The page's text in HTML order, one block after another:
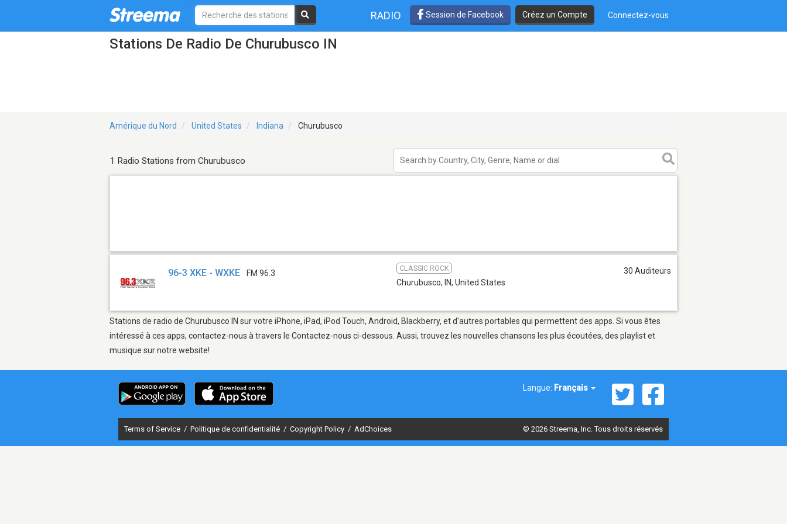
RADIO Session de Facebook Créez un Compte Connectez-vous
Stations De Radio De Churubusco IN
Amérique du Nord United States Indiana Churubusco
1 Radio Stations from Churubusco
96-3 XKE - WXKE FM 96.3
CLASSIC ROCK
Churubusco, IN, United States
30 Auditeurs
Stations de radio de Churubusco IN sur votre iPhone, iPad, iPod Touch, Android, Blackberry, et d'autres portables qui permettent des apps. Si vous êtes
intéressé à ces apps, contactez-nous à travers le Contactez-nous ci-dessous. Aussi, trouvez les nouvelles chansons les plus écoutées, des playlist et
musique sur notre website!
Langue: Français
Terms of Service / Politique de confidentialité / Copyright Policy / AdChoices © 2026 Streema, Inc. Tous droits réservés